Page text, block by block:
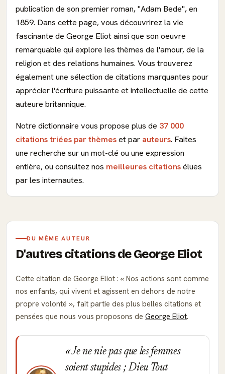
publication de son premier roman, "Adam Bede", en
1859. Dans cette page, vous découvrirez la vie
fascinante de George Eliot ainsi que son oeuvre
remarquable qui explore les thèmes de l'amour, de la
religion et des relations humaines. Vous trouverez
également une sélection de citations marquantes pour
apprécier l'écriture puissante et intellectuelle de cette
auteure britannique.
Notre dictionnaire vous propose plus de 37 000
citations triées par thèmeset par auteurs. Faites
une recherche sur un mot-clé ou une expression
entière, ou consultez nos meilleures citationsélues
par les internautes.
DU MÊME AUTEUR
D'autres citations de George Eliot
Cette citation de George Eliot :
Nos actions sont comme
nos enfants, qui vivent et agissent en dehors de notre
propre volonté
, fait partie des plus belles citations et
pensées que nous vous proposons de George Eliot.
Je ne nie pas que les femmes
soient stupides ; Dieu Tout